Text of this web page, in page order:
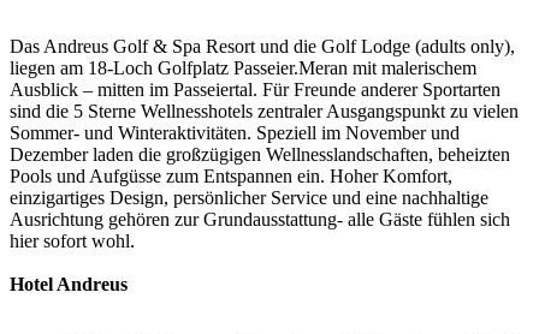
Das Andreus Golf & Spa Resort und die Golf Lodge (adults only),
liegen am 18-Loch Golfplatz Passeier.Meran mit malerischem
Ausblick – mitten im Passeiertal. Für Freunde anderer Sportarten
sind die 5 Sterne Wellnesshotels zentraler Ausgangspunkt zu vielen
Sommer- und Winteraktivitäten. Speziell im November und
Dezember laden die großzügigen Wellnesslandschaften, beheizten
Pools und Aufgüsse zum Entspannen ein. Hoher Komfort,
einzigartiges Design, persönlicher Service und eine nachhaltige
Ausrichtung gehören zur Grundausstattung- alle Gäste fühlen sich
hier sofort wohl.
Hotel Andreus